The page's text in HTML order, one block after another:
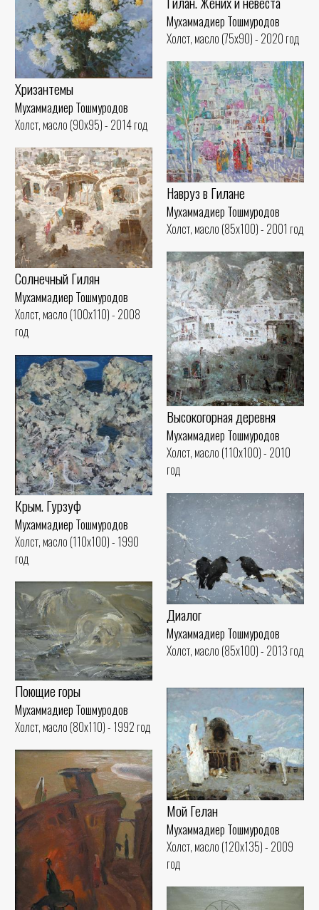
Мухаммадиер Тошмуродов
Холст, масло (75x90) - 2020 год
Хризантемы
Мухаммадиер Тошмуродов
Холст, масло (90x95) - 2014 год
Навруз в Гилане
Мухаммадиер Тошмуродов
Холст, масло (85x100) - 2001 год
Солнечный Гилян
Мухаммадиер Тошмуродов
Холст, масло (100x110) - 2008
год
Высокогорная деревня
Мухаммадиер Тошмуродов
Холст, масло (110x100) - 2010
год
Крым. Гурзуф
Мухаммадиер Тошмуродов
Холст, масло (110x100) - 1990
год
Диалог
Мухаммадиер Тошмуродов
Холст, масло (85x100) - 2013 год
Поющие горы
Мухаммадиер Тошмуродов
Холст, масло (80x110) - 1992 год
Мой Гелан
Мухаммадиер Тошмуродов
Холст, масло (120x135) - 2009
год